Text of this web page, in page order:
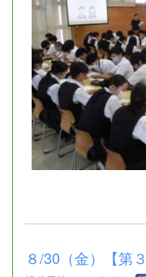
８/30（金）【第